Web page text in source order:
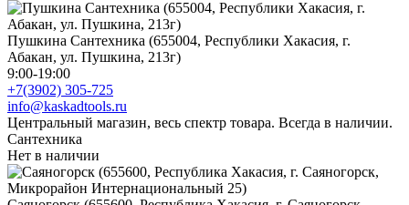
Пушкина Сантехника (655004, Республики Хакасия, г.
Абакан, ул. Пушкина, 213г)
9:00-19:00
+7(3902) 305-725
info@kaskadtools.ru
Центральный магазин, весь спектр товара. Всегда в наличии.
Сантехника
Нет в наличии